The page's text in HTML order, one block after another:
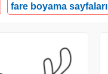
fare boyama sayfaları